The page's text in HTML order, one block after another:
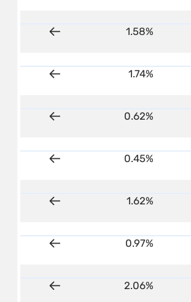
1.58% על המדד
1.74% על המדד
0.62% על המדד
0.45% על המדד
1.62% על המדד
0.97% על המדד
2.06% על המדד